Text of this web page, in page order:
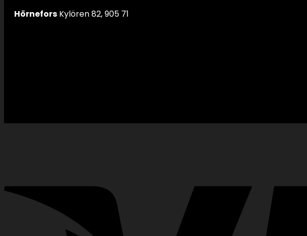
Hörnefors Kylören 82, 905 71